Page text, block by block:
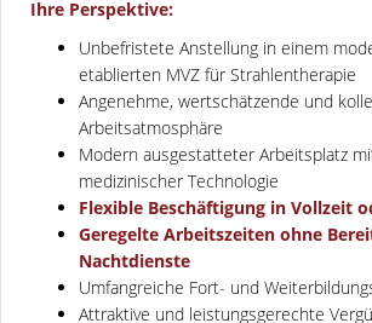
Ihre Perspektive:
Unbefristete Anstellung in einem
etablierten MVZ für Strahlentherapie
Angenehme, wertschätzende und
Arbeitsatmosphäre
Modern ausgestatteter Arbeitsplatz
medizinischer Technologie
Flexible Beschäftigung in Vollzeit
Geregelte Arbeitszeiten ohne
Nachtdienste
Umfangreiche Fort- und
Attraktive und leistungsgerechte